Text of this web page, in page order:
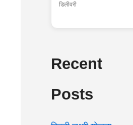
डिलीवरी
Recent
Posts